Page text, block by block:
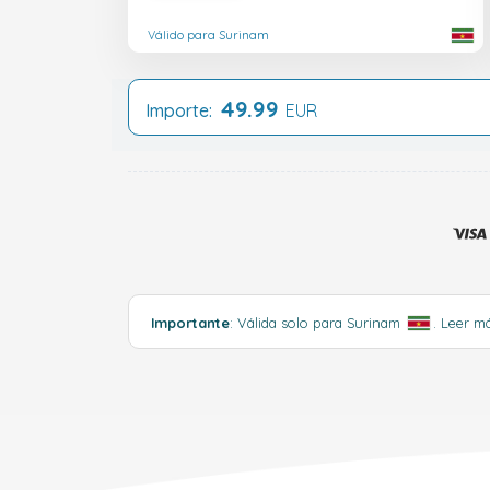
Válido para Surinam
Importe: 49.99 EUR
Importante: Válida solo para Surinam Leer